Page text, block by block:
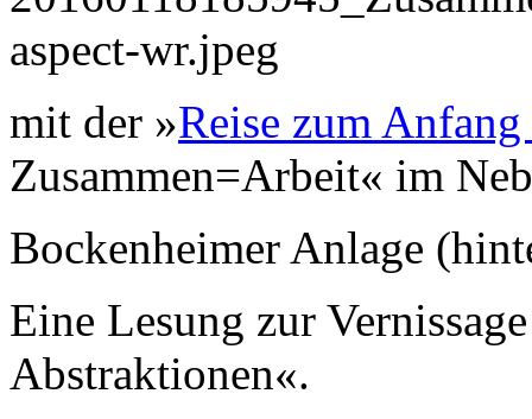
mit der »Reise zum
Zusammen=Arbeit« im
Bockenheimer Anlage
Eine Lesung zur
Abstraktionen«.